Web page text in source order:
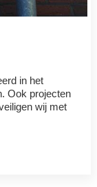
in het
Ook projecten
wij met